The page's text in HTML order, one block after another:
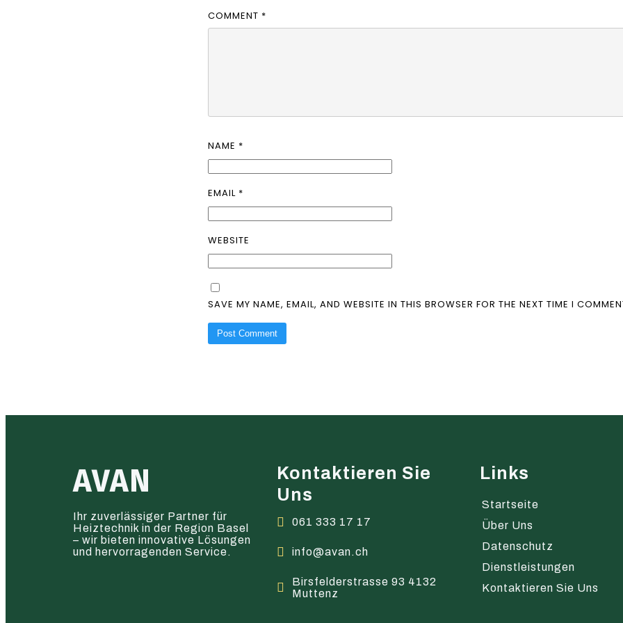
COMMENT *
NAME *
EMAIL *
WEBSITE
SAVE MY NAME, EMAIL, AND WEBSITE IN THIS BROWSER FOR THE NEXT TIME I
AVAN
Ihr zuverlässiger Partner für
Heiztechnik in der Region Basel
– wir bieten innovative Lösungen
und hervorragenden Service.
Kontaktieren Sie
Uns
061 333 17 17
info@avan.ch
Birsfelderstrasse 93 4132
Muttenz
Links
Startseite
Über Uns
Datenschutz
Dienstleistungen
Kontaktieren Sie Uns